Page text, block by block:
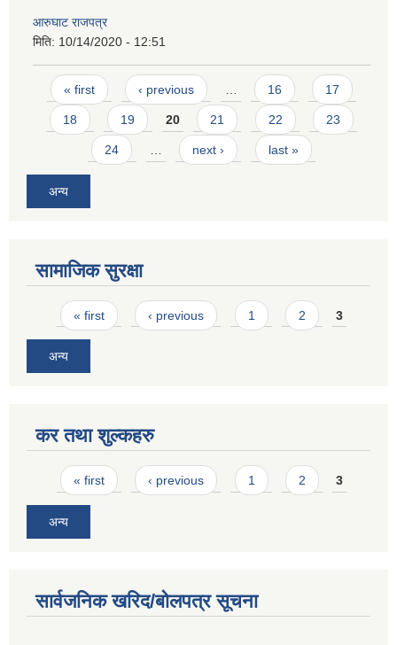
आरुघाट राजपत्र
मिति: 10/14/2020 - 12:51
Pages
« first ‹ previous … 16 17
18 19 20 21 22 23
24 … next › last »
अन्य
सामाजिक सुरक्षा
Pages
« first ‹ previous 1 2 3
अन्य
कर तथा शुल्कहरु
Pages
« first ‹ previous 1 2 3
अन्य
सार्वजनिक खरिद/बोलपत्र सूचना